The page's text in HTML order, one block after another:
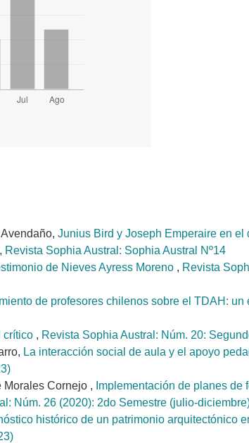
Junius Bird y Joseph Emperaire en el
, Revista Sophia Austral: Sophia Austral Nº14
de Nieves Ayress Moreno , Revista
de profesores chilenos sobre el TDAH: un
crítico , Revista Sophia Austral: Núm. 20:
La interacción social de aula y el apoyo
Morales Cornejo , Implementación de planes de
Núm. 26 (2020): 2do Semestre (julio-
histórico de un patrimonio arquitectónico